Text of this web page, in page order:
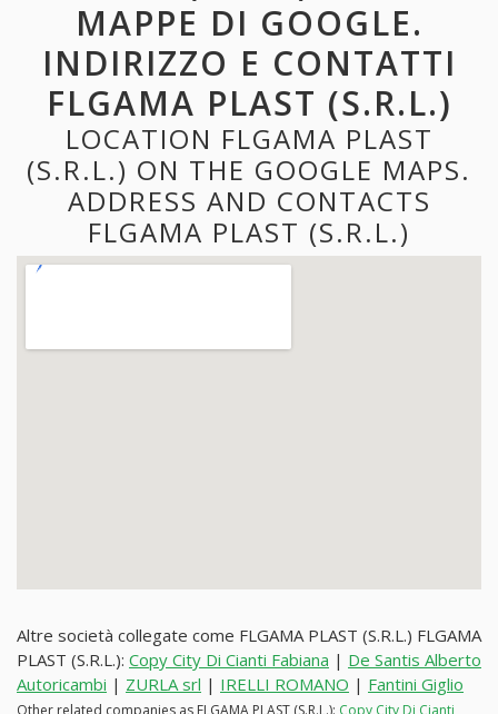
MAPPE DI GOOGLE.
INDIRIZZO E CONTATTI
FLGAMA PLAST (S.R.L.)
LOCATION FLGAMA PLAST
(S.R.L.) ON THE GOOGLE MAPS.
ADDRESS AND CONTACTS
FLGAMA PLAST (S.R.L.)
Altre società collegate come FLGAMA PLAST (S.R.L.) FLGAMA
PLAST (S.R.L.): Copy City Di Cianti Fabiana | De Santis Alberto
Autoricambi | ZURLA srl | IRELLI ROMANO | Fantini Giglio
Other related companies as FLGAMA PLAST (S.R.L.): Copy City Di Cianti